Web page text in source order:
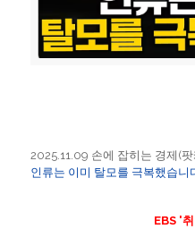
2025.11.09 손에 잡히는 경제(
인류는 이미 탈모를 극복했습
EBS '